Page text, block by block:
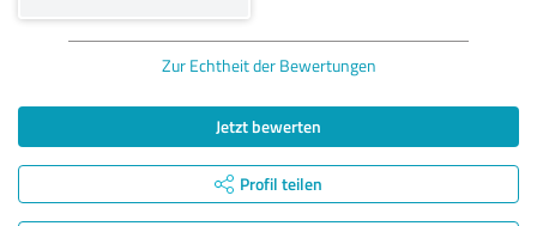
Zur Echtheit der Bewertungen
Jetzt bewerten
Profil teilen